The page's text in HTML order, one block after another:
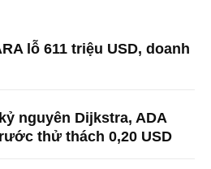
lỗ 611 triệu USD, doanh
nguyên Dijkstra, ADA
thử thách 0,20 USD